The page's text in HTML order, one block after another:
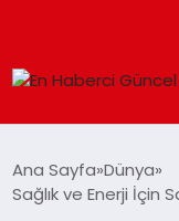
SPOR
Ana Sayfa Dünya
Sağlık ve Enerji İçin